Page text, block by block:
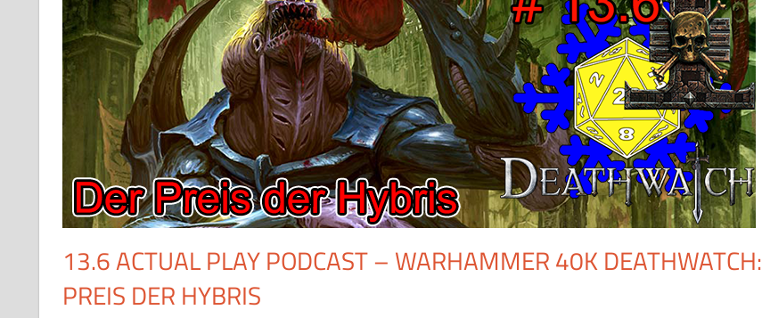
13.6 ACTUAL PLAY PODCAST – WARHAMMER 40K DEATHWATCH:
PREIS DER HYBRIS